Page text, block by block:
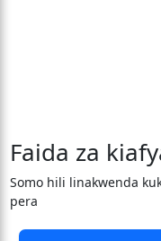
Faida za
Somo hili linakwenda
pera